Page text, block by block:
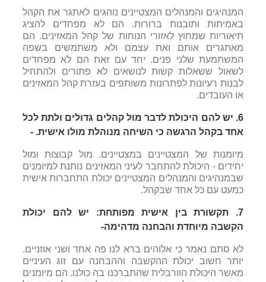
המנהיגים והמנהלים המצטיינים נוהגים לאתגר את הקהל
באמיתות ותובנות ברורות. הם לא מפחדים להציג
תיאוריות שמחוץ לאזורי הנוחות של קהל המאזינים. הם
מאתגרים אותם ואת עצמם ולא משתמשים בשפה
המשתמעת שלני פנים. יחד עם זאת הם לא מפחדים
לשאול ששאלות קשות לנושאים לא פתורים ולהתחיל
לבנות רעיונות לפתרונות משותפים בעזרת קהל המאזינים
או העובדים.
6. יש להם היכולת לדבר מול קהלים גדולים ולתת לכל
אחד בקהל הרגשה כי השיחה מנוהלת מולו אישית. -
מיומנות של המצטיינים במצטיינים. מול קבוצות ומול
יחידים - היכולת להתחבר לעיני המאזינים נותנת למיומנים
שבמנהיגים והמנהלים המצטיינים יכולת התחברות אישית
כמעט עם כל אחד שבקהל.
7. תקשורת בין אישית מפותחת:
יש להם יכולת
הקשבה מיוחדת והבחנה מדהימה-
לא סתם נאמר כי אלוהים ברא לנו פה אחד ושני אוזניים.
יותר חשוב יכולת ההקשבה וההבחנה עם זוג העיניים
מאשר היכולת הוורבלית שהתברכנו בה כולנו. הם מיומנים